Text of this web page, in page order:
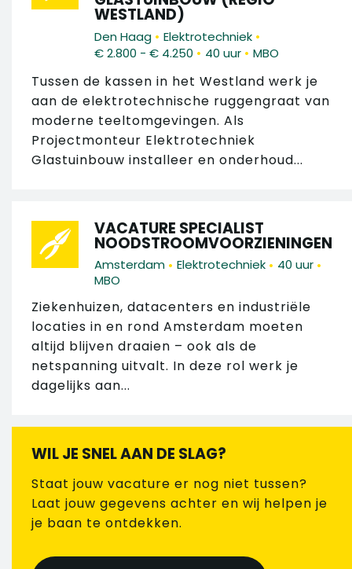
WESTLAND)
Den Haag • Elektrotechniek •
€ 2.800 - € 4.250 • 40 uur • MBO
Tussen de kassen in het Westland werk je
aan de elektrotechnische ruggengraat van
moderne teeltomgevingen. Als
Projectmonteur Elektrotechniek
Glastuinbouw installeer en onderhoud...
VACATURE SPECIALIST
NOODSTROOMVOORZIENINGEN
Amsterdam • Elektrotechniek • 40 uur •
MBO
Ziekenhuizen, datacenters en industriële
locaties in en rond Amsterdam moeten
altijd blijven draaien – ook als de
netspanning uitvalt. In deze rol werk je
dagelijks aan...
WIL JE SNEL AAN DE SLAG?
Staat jouw vacature er nog niet tussen?
Laat jouw gegevens achter en wij helpen je
je baan te ontdekken.